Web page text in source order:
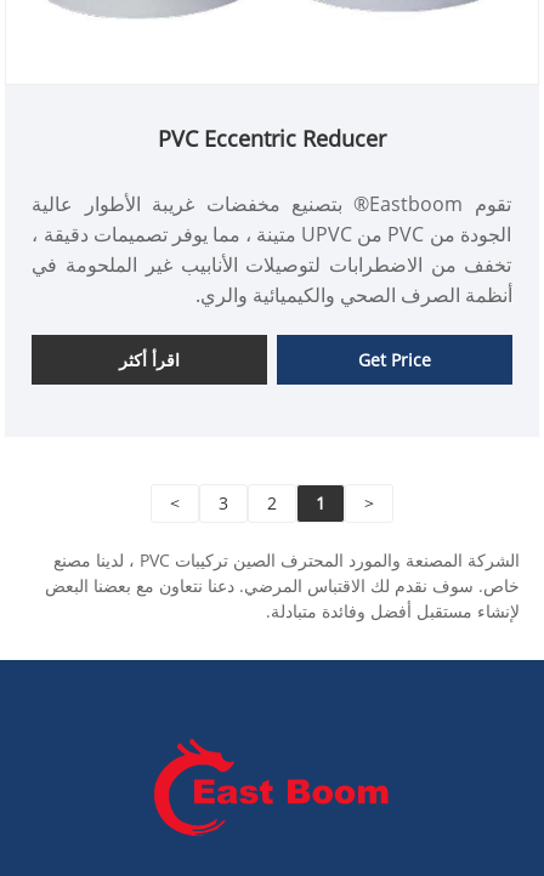
PVC Eccentric Reducer
تقوم Eastboom® بتصنيع مخفضات غريبة الأطوار عالية
الجودة من PVC من UPVC متينة ، مما يوفر تصميمات دقيقة ،
تخفف من الاضطرابات لتوصيلات الأنابيب غير الملحومة في
أنظمة الصرف الصحي والكيميائية والري.
اقرأ أكثر Get Price
<
1
2
3
>
الشركة المصنعة والمورد المحترف الصين تركيبات PVC ، لدينا مصنع
خاص. سوف نقدم لك الاقتباس المرضي. دعنا نتعاون مع بعضنا البعض
لإنشاء مستقبل أفضل وفائدة متبادلة.